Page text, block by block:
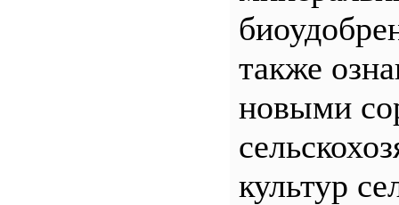
также
новыми
культур